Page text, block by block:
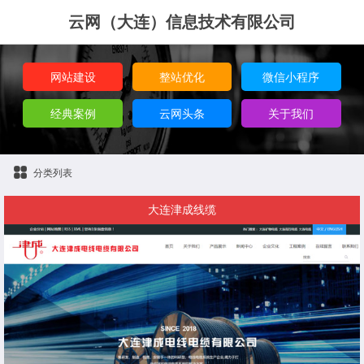
云网（大连）信息技术有限公司
网站建设 整站优化 微信小程序
经典案例 云网头条 关于我们
分类列表
大连津成线缆